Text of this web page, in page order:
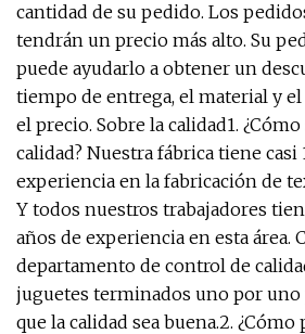
cantidad de su pedido. Los
tendrán un precio más alto. Su
puede ayudarlo a obtener un
tiempo de entrega, el material y
el precio. Sobre la calidad1.
calidad? Nuestra fábrica tiene casi
experiencia en la fabricación de
Y todos nuestros trabajadores
años de experiencia en esta área.
departamento de control de
juguetes terminados uno por uno
que la calidad sea buena.2.